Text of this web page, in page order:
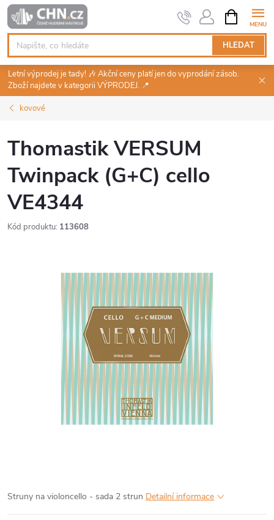
Přejít
na
obsah
HLEDAT
NÁKUPNÍ
KOŠÍK
Letní výprodej je tady! 🎶 Akční ceny platí jen do vyprodání zásob.
Zboží najdete v kategorii VÝPRODEJ. 📍
kovové
Thomastik VERSUM
Twinpack (G+C) cello
VE4344
Kód produktu: 113608
Struny na violoncello - sada 2 strun Detailní informace